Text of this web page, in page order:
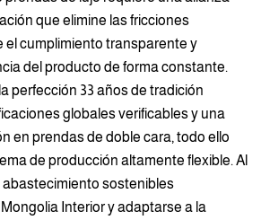
que elimine las fricciones
el cumplimiento transparente y
del producto de forma constante.
perfección 33 años de tradición
globales verificables y una
en prendas de doble cara, todo ello
de producción altamente flexible. Al
sostenibles
Interior y adaptarse a la